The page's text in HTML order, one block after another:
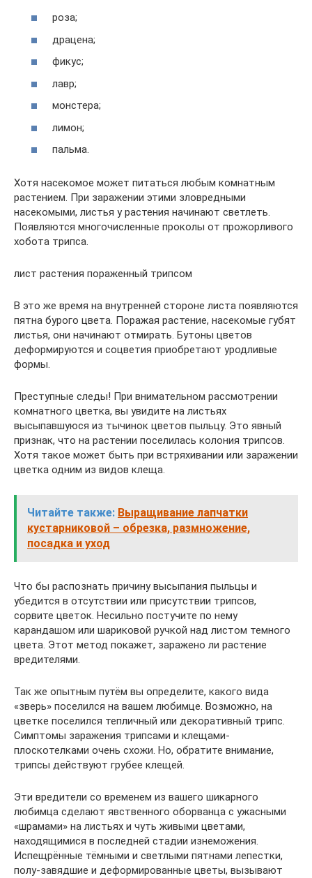
роза;
драцена;
фикус;
лавр;
монстера;
лимон;
пальма.
Хотя насекомое может питаться любым комнатным
растением. При заражении этими зловредными
насекомыми, листья у растения начинают светлеть.
Появляются многочисленные проколы от прожорливого
хобота трипса.
лист растения пораженный трипсом
В это же время на внутренней стороне листа появляются
пятна бурого цвета. Поражая растение, насекомые губят
листья, они начинают отмирать. Бутоны цветов
деформируются и соцветия приобретают уродливые
формы.
Преступные следы! При внимательном рассмотрении
комнатного цветка, вы увидите на листьях
высыпавшуюся из тычинок цветов пыльцу. Это явный
признак, что на растении поселилась колония трипсов.
Хотя такое может быть при встряхивании или заражении
цветка одним из видов клеща.
Читайте также: Выращивание лапчатки
кустарниковой – обрезка, размножение,
посадка и уход
Что бы распознать причину высыпания пыльцы и
убедится в отсутствии или присутствии трипсов,
сорвите цветок. Несильно постучите по нему
карандашом или шариковой ручкой над листом темного
цвета. Этот метод покажет, заражено ли растение
вредителями.
Так же опытным путём вы определите, какого вида
«зверь» поселился на вашем любимце. Возможно, на
цветке поселился тепличный или декоративный трипс.
Симптомы заражения трипсами и клещами-
плоскотелками очень схожи. Но, обратите внимание,
трипсы действуют грубее клещей.
Эти вредители со временем из вашего шикарного
любимца сделают явственного оборванца с ужасными
«шрамами» на листьях и чуть живыми цветами,
находящимися в последней стадии изнеможения.
Испещрённые тёмными и светлыми пятнами лепестки,
полу-завядшие и деформированные цветы, вызывают